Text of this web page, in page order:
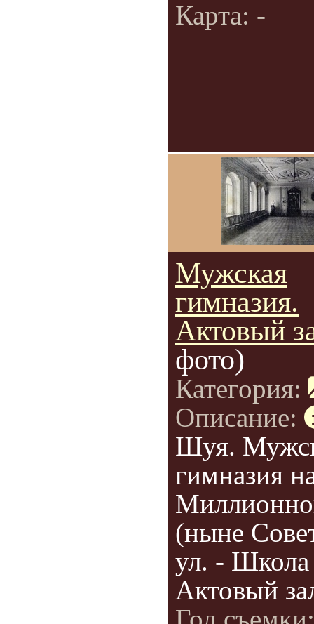
Карта: -
Мужская
гимназия.
Актовый
фото)
Категория:
Описание:
Шуя.
гимназия
(ныне
ул. -
Актовый